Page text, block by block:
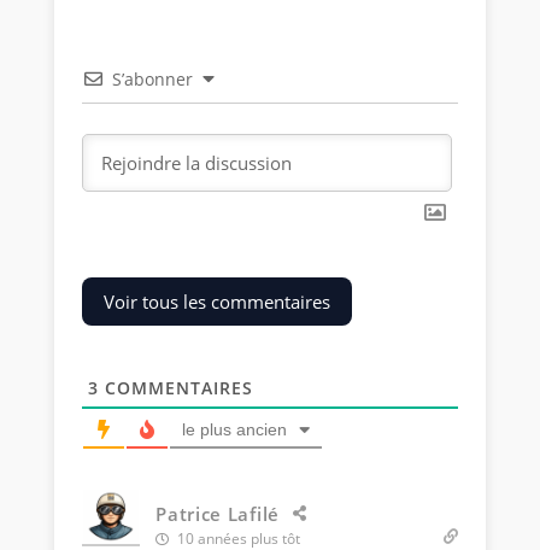
S’abonner
Voir tous les commentaires
3 COMMENTAIRES
le plus ancien
Patrice Lafilé
10 années plus tôt